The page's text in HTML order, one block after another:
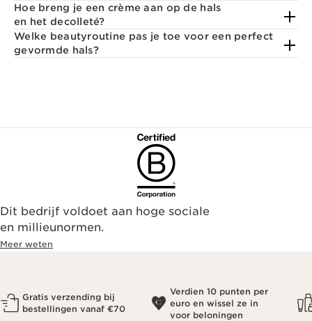
Hoe breng je een crème aan op de hals
en het decolleté?
Welke beautyroutine pas je toe voor een perfect
gevormde hals?
Dit bedrijf voldoet aan hoge sociale
en millieunormen.
Meer weten
Gratis verzending bij
bestellingen vanaf €70
Verdien 10 punten per
euro en wissel ze in
voor beloningen